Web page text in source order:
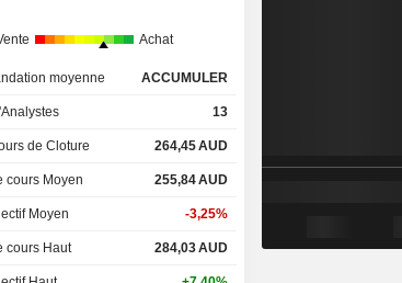
Achat
moyenne ACCUMULER
13
de Cloture 264,45AUD
cours Moyen 255,84AUD
Moyen -3,25%
cours Haut 284,03AUD